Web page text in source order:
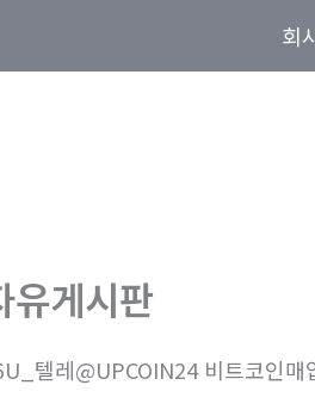
회
유게시판
텔레@UPCOIN24 비트코인